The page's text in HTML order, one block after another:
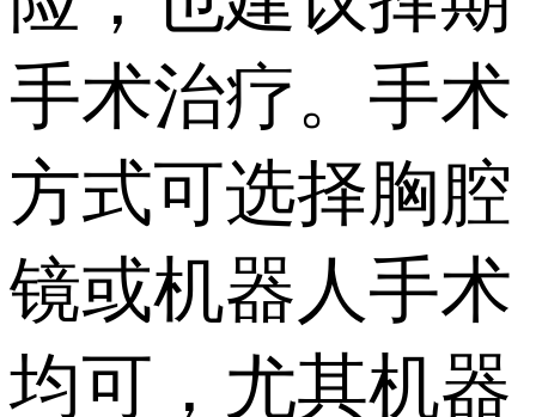
手术治疗。手术
方式可选择胸腔
镜或机器人手术
均可，尤其机器